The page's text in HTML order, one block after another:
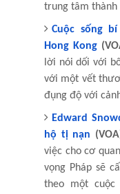
trung tâm thành
Cuộc sống
Hong Kong
lời nói dối với
với một vết
đụng độ với
Edward
hộ tị nạn
việc cho cơ
vọng Pháp sẽ
theo một